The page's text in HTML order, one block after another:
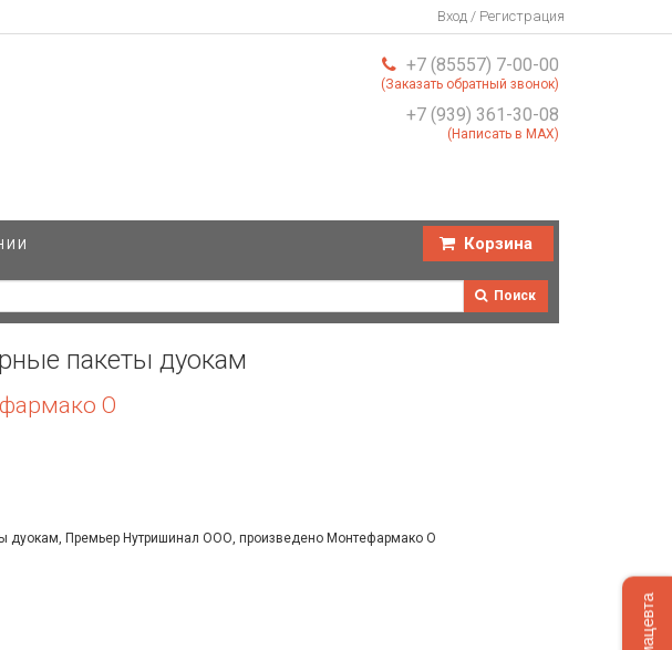
Вход / Регистрация
+7 (85557) 7-00-00
(Заказать обратный звонок)
+7 (939) 361-30-08
(Написать в MAX)
Корзина
Поиск
пакеты дуокам
О
дуокам, Премьер Нутришинал ООО, произведено Монтефармако О